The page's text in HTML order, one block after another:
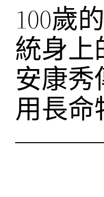
100歲
統身上
安康秀
用長命